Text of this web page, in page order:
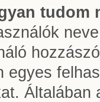
tudom
egyes
Általában